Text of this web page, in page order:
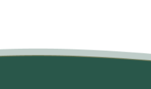
متن سربرگ خود را وارد کنید